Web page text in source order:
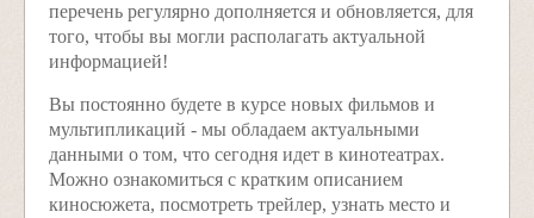
перечень регулярно дополняется и обновляется, для
того, чтобы вы могли располагать актуальной
информацией!
Вы постоянно будете в курсе новых фильмов и
мультипликаций - мы обладаем актуальными
данными о том, что сегодня идет в кинотеатрах.
Можно ознакомиться с кратким описанием
киносюжета, посмотреть трейлер, узнать место и